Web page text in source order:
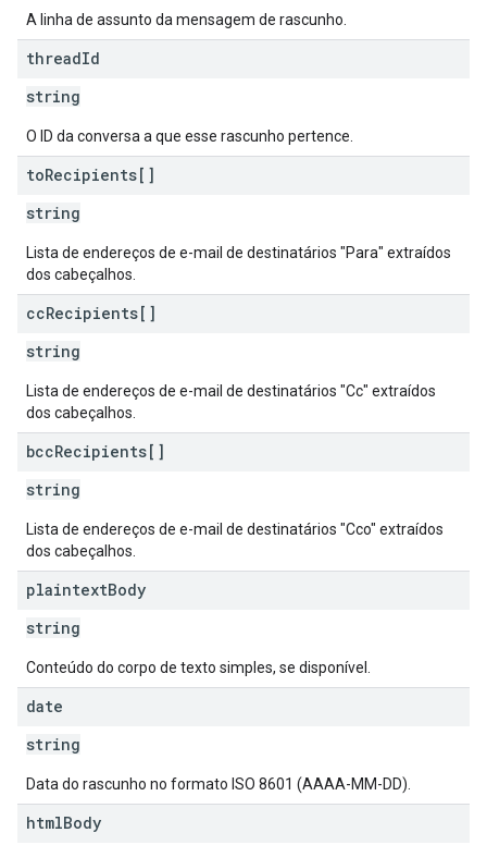
A linha de assunto da mensagem de rascunho.
threadId
string
O ID da conversa a que esse rascunho pertence.
toRecipients[]
string
Lista de endereços de e-mail de destinatários "Para" extraídos
dos cabeçalhos.
ccRecipients[]
string
Lista de endereços de e-mail de destinatários "Cc" extraídos
dos cabeçalhos.
bccRecipients[]
string
Lista de endereços de e-mail de destinatários "Cco" extraídos
dos cabeçalhos.
plaintextBody
string
Conteúdo do corpo de texto simples, se disponível.
date
string
Data do rascunho no formato ISO 8601 (AAAA-MM-DD).
htmlBody